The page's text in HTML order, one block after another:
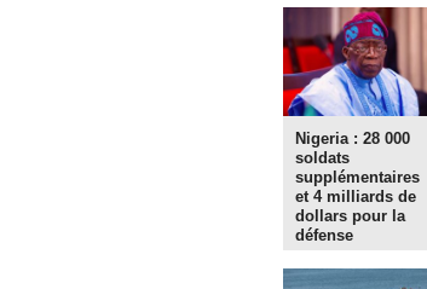
Nigeria : 28 000
soldats
supplémentaires
et 4 milliards de
dollars pour la
défense